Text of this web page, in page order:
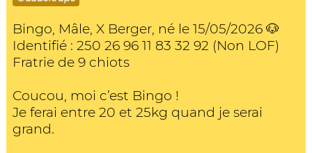
Bingo, Mâle, X Berger, né le 15/05/2026 🐶
Identifié : 250 26 96 11 83 32 92 (Non LOF)
Fratrie de 9 chiots
Coucou, moi c’est Bingo !
Je ferai entre 20 et 25kg quand je serai
grand.